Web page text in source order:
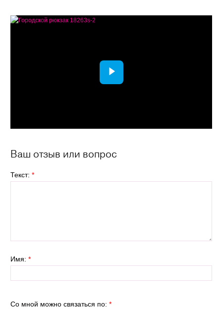
Ваш отзыв или вопрос
Текст: *
Имя: *
Со мной можно связаться по: *